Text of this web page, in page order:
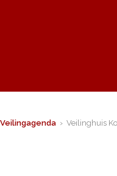
Veilingagenda › Veilinghuis